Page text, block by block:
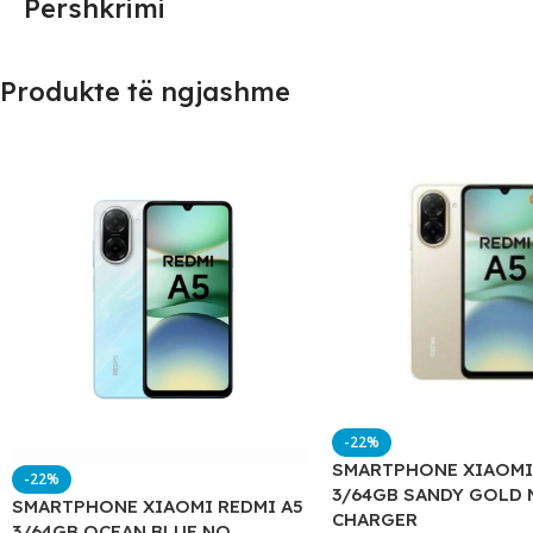
Përshkrimi
Produkte të ngjashme
-22%
SMARTPHONE XIAOMI REDMI A5
-22%
SMARTPHONE
3/64GB SANDY GOLD
CHARGER